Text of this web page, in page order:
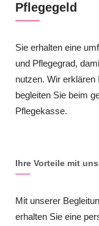
Pflegegeld
Sie erhalten eine
und Pflegegrad,
nutzen. Wir erklären
begleiten Sie beim
Pflegekasse.
Ihre Vorteile mit
Mit unserer
erhalten Sie eine